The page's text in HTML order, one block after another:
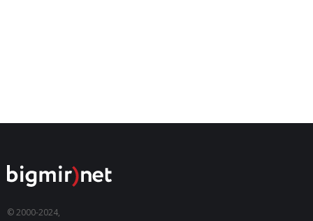
© 2000-2024,